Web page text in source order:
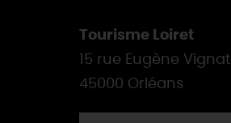
Tourisme Loiret
15 rue Eugène Vignat
45000 Orléans